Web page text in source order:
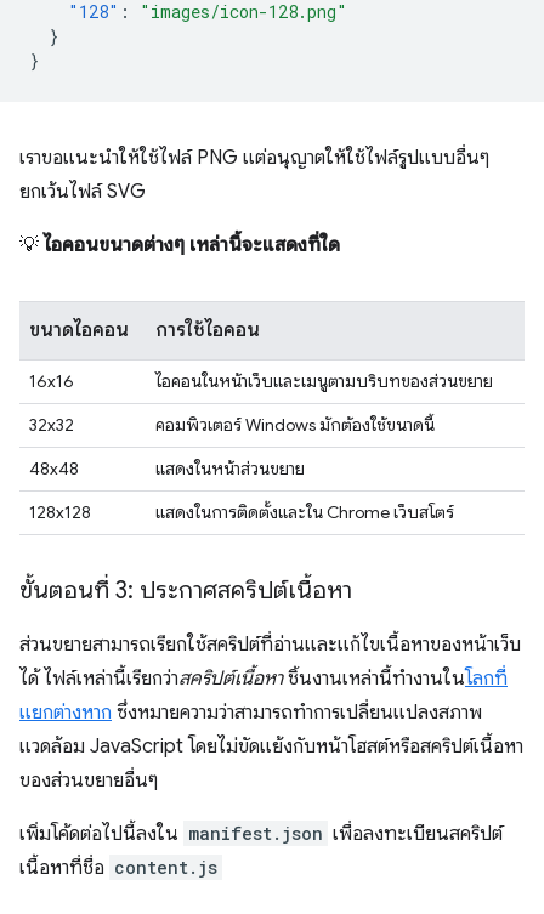
"128" :
"images/icon-128.png"
}
}
เราขอแนะนำให้ใช้ไฟล์ PNG แต่อนุญาตให้ใช้ไฟล์รูปแบบอื่นๆ
ยกเว้นไฟล์ SVG
💡 ไอคอนขนาดต่างๆ เหล่านี้จะแสดงที่ใด
ขนาดไอคอน การใช้ไอคอน
16x16
ไอคอนในหน้าเว็บและเมนูตามบริบทของส่วนขยาย
32x32
คอมพิวเตอร์ Windows มักต้องใช้ขนาดนี้
48x48
แสดงในหน้าส่วนขยาย
128x128
แสดงในการติดตั้งและใน Chrome เว็บสโตร์
ขั้นตอนที่ 3: ประกาศสคริปต์เนื้อหา
ส่วนขยายสามารถเรียกใช้สคริปต์ที่อ่านและแก้ไขเนื้อหาของหน้าเว็บ
ได้ ไฟล์เหล่านี้เรียกว่าสคริปต์เนื้อหาชิ้นงานเหล่านี้ทำงานในโลกที่
แยกต่างหาก ซึ่งหมายความว่าสามารถทําการเปลี่ยนแปลงสภาพ
แวดล้อม JavaScript โดยไม่ขัดแย้งกับหน้าโฮสต์หรือสคริปต์เนื้อหา
ของส่วนขยายอื่นๆ
เพิ่มโค้ดต่อไปนี้ลงใน manifest.json เพื่อลงทะเบียนสคริปต์
เนื้อหาที่ชื่อ content.js